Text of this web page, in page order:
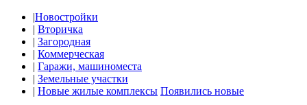
|Новостройки
| Вторичка
| Загородная
| Коммерческая
| Гаражи, машиноместа
| Земельные участки
| Новые жилые комплексы Появились новые